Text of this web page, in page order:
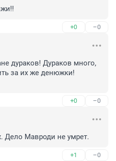
+0 –0
дураков! Дураков много,
за их же денюжки!
+0 –0
Дело Мавроди не умрет.
+1 –0